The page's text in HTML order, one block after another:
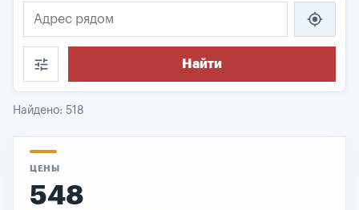
my_location
tune Найти
Найдено: 518
ЦЕНЫ
548